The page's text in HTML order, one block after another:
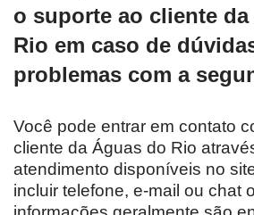
o suporte ao cliente
Rio em caso de
problemas com a
Você pode entrar em contato
cliente da Águas do Rio
atendimento disponíveis no
incluir telefone, e-mail ou chat